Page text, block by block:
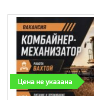
Цена не указана